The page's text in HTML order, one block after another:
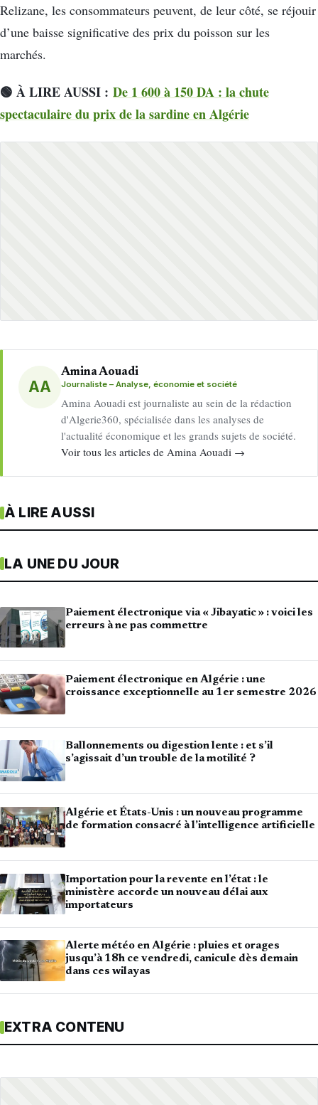
Relizane, les consommateurs peuvent, de leur côté, se réjouir
d’une baisse significative des prix du poisson sur les
marchés.
🟢 À LIRE AUSSI : De 1 600 à 150 DA : la chute
spectaculaire du prix de la sardine en Algérie
AA
Amina Aouadi
Journaliste – Analyse, économie et société
Amina Aouadi est journaliste au sein de la rédaction
d'Algerie360, spécialisée dans les analyses de
l'actualité économique et les grands sujets de société.
Voir tous les articles de Amina Aouadi →
À LIRE AUSSI
LA UNE DU JOUR
Paiement électronique via « Jibayatic » : voici les
erreurs à ne pas commettre
Paiement électronique en Algérie : une
croissance exceptionnelle au 1er semestre 2026
Ballonnements ou digestion lente : et s’il
s’agissait d’un trouble de la motilité ?
Algérie et États-Unis : un nouveau programme
de formation consacré à l’intelligence artificielle
Importation pour la revente en l’état : le
ministère accorde un nouveau délai aux
importateurs
Alerte météo en Algérie : pluies et orages
jusqu’à 18h ce vendredi, canicule dès demain
dans ces wilayas
EXTRA CONTENU